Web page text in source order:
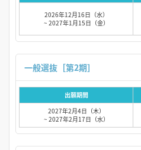
2026年12月16日（水）
~ 2027年1月15日（金）
出願期間
2027年2月4日（木）
~ 2027年2月17日（水）